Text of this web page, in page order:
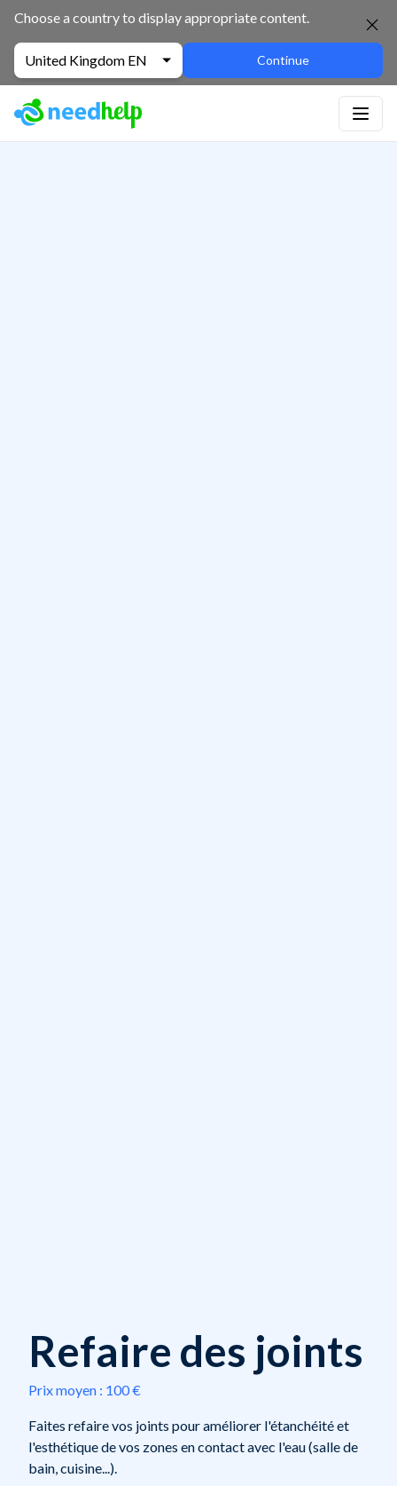
Choose a country to display appropriate content.
United Kingdom EN Continue
Refaire des joints
Prix moyen : 100 €
Faites refaire vos joints pour améliorer l'étanchéité et
l'esthétique de vos zones en contact avec l'eau (salle de
bain, cuisine...).